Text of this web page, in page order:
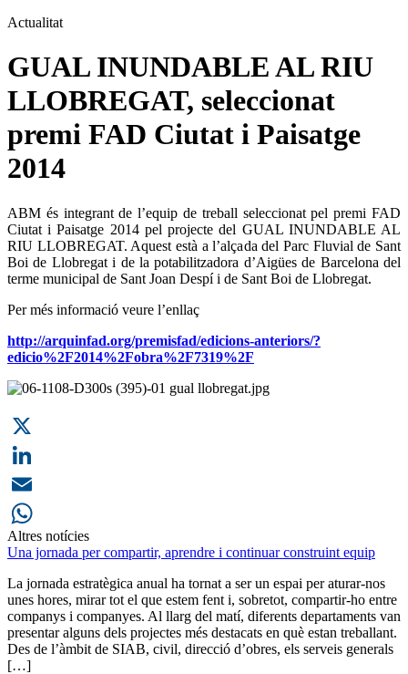
Actualitat
GUAL INUNDABLE AL RIU
LLOBREGAT, seleccionat
premi FAD Ciutat i Paisatge
2014
ABM és integrant de l’equip de treball seleccionat pel premi FAD
Ciutat i Paisatge 2014 pel projecte del GUAL INUNDABLE AL
RIU LLOBREGAT. Aquest està a l’alçada del Parc Fluvial de Sant
Boi de Llobregat i de la potabilitzadora d’Aigües de Barcelona del
terme municipal de Sant Joan Despí i de Sant Boi de Llobregat.
Per més informació veure l’enllaç
http://arquinfad.org/premisfad/edicions-anteriors/?
edicio%2F2014%2Fobra%2F7319%2F
X
LinkedIn
Email
WhatsApp
Altres notícies
Una jornada per compartir, aprendre i continuar construint equip
La jornada estratègica anual ha tornat a ser un espai per aturar-nos
unes hores, mirar tot el que estem fent i, sobretot, compartir-ho entre
companys i companyes. Al llarg del matí, diferents departaments van
presentar alguns dels projectes més destacats en què estan treballant.
Des de l’àmbit de SIAB, civil, direcció d’obres, els serveis generals
[…]